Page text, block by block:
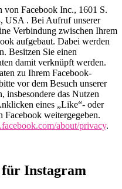
von Facebook Inc., 1601 S.
USA . Bei Aufruf unserer
Verbindung zwischen Ihrem
aufgebaut. Dabei werden
Besitzen Sie einen
damit verknüpft werden.
zu Ihrem Facebook-
vor dem Besuch unserer
insbesondere das Nutzen
eines „Like“- oder
Facebook weitergegeben.
about/privacy.
Instagram